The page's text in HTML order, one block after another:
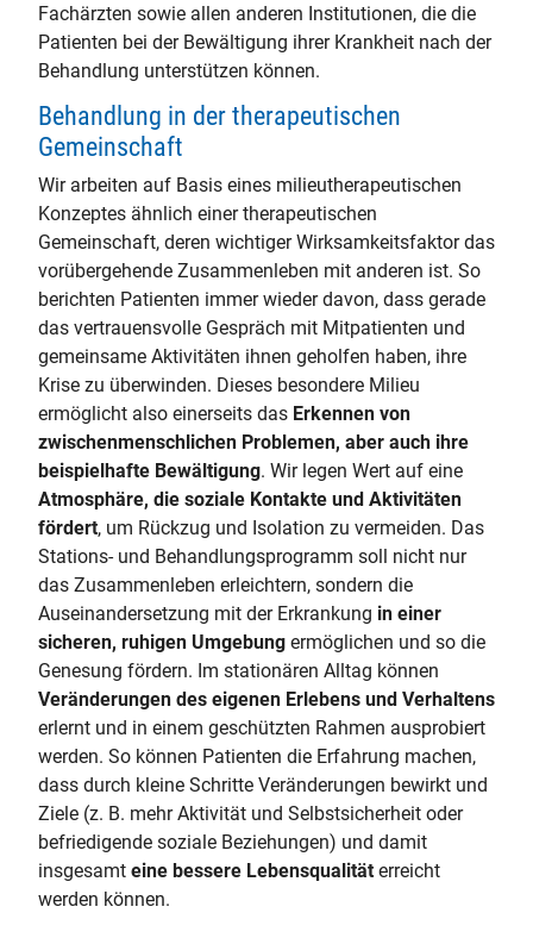
Fachärzten sowie allen anderen Institutionen, die die
Patienten bei der Bewältigung ihrer Krankheit nach der
Behandlung unterstützen können.
Behandlung in der therapeutischen
Gemeinschaft
Wir arbeiten auf Basis eines milieutherapeutischen
Konzeptes ähnlich einer therapeutischen
Gemeinschaft, deren wichtiger Wirksamkeitsfaktor das
vorübergehende Zusammenleben mit anderen ist. So
berichten Patienten immer wieder davon, dass gerade
das vertrauensvolle Gespräch mit Mitpatienten und
gemeinsame Aktivitäten ihnen geholfen haben, ihre
Krise zu überwinden. Dieses besondere Milieu
ermöglicht also einerseits das Erkennen von
zwischenmenschlichen Problemen, aber auch ihre
beispielhafte Bewältigung. Wir legen Wert auf eine
Atmosphäre, die soziale Kontakte und Aktivitäten
fördert, um Rückzug und Isolation zu vermeiden. Das
Stations- und Behandlungsprogramm soll nicht nur
das Zusammenleben erleichtern, sondern die
Auseinandersetzung mit der Erkrankung in einer
sicheren, ruhigen Umgebung ermöglichen und so die
Genesung fördern. Im stationären Alltag können
Veränderungen des eigenen Erlebens und Verhaltens
erlernt und in einem geschützten Rahmen ausprobiert
werden. So können Patienten die Erfahrung machen,
dass durch kleine Schritte Veränderungen bewirkt und
Ziele (z. B. mehr Aktivität und Selbstsicherheit oder
befriedigende soziale Beziehungen) und damit
insgesamt eine bessere Lebensqualität erreicht
werden können.